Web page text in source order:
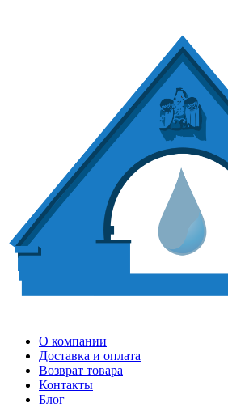
О компании
Доставка и оплата
Возврат товара
Контакты
Блог